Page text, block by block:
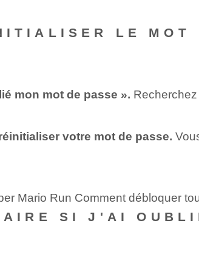
LE MOT
mon mot de passe ».
votre mot de passe.
Mario Run Comment débloquer
SI J'AI